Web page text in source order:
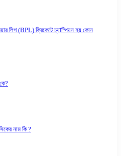
লিগ (BPL) ক্রিকেটে চ্যাম্পিয়ন হয় কোন
নাম কি ?